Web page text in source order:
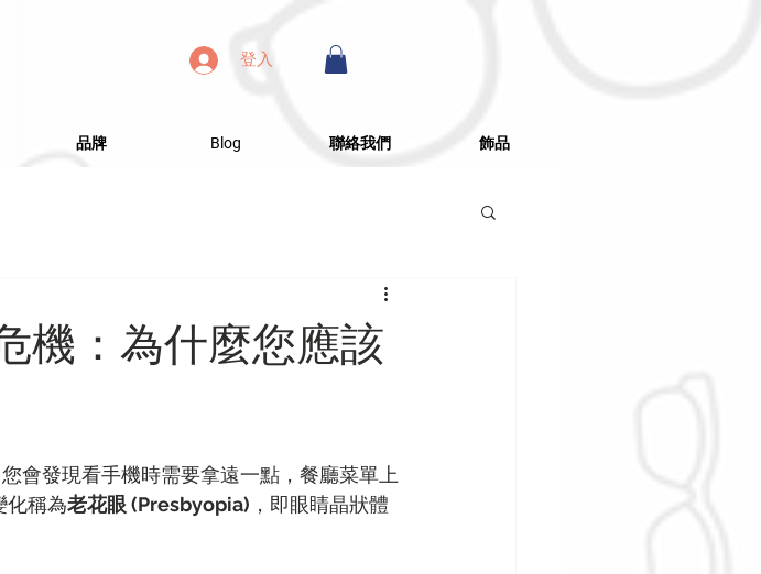
登入
品牌 Blog 聯絡我們 飾品
機：為什麼您應該
會發現看手機時需要拿遠一點，餐廳菜單上
化稱為老花眼 (Presbyopia) ，即眼睛晶狀體